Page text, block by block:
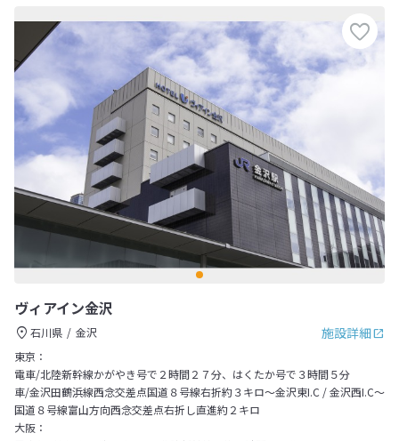
ヴィアイン金沢
施設詳細
石川県
金沢
東京：
電車/北陸新幹線かがやき号で２時間２７分、はくたか号で３時間５分
車/金沢田鶴浜線西念交差点国道８号線右折約３キロ～金沢東I.C / 金沢西I.C～
国道８号線富山方向西念交差点右折し直進約２キロ
大阪：